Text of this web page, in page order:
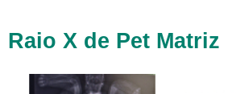
Raio X de Pet Matriz